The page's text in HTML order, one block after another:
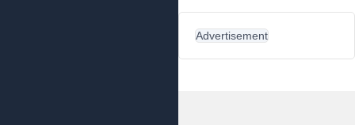
Advertisement